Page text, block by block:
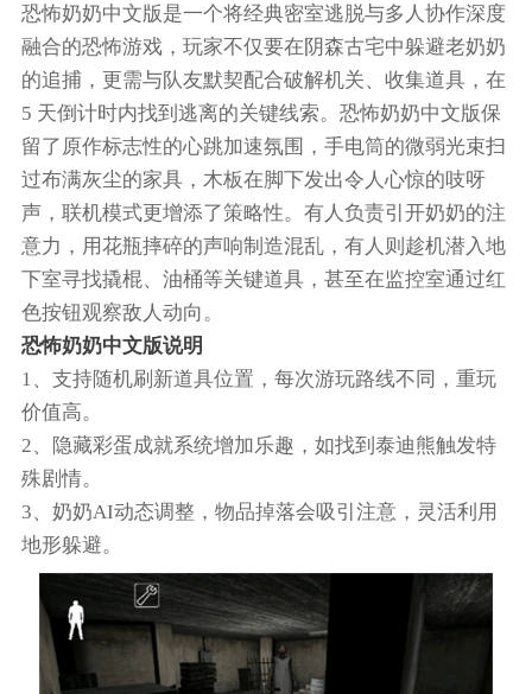
恐怖奶奶中文版是一个将经典密室逃脱与多人协作深度
融合的恐怖游戏，玩家不仅要在阴森古宅中躲避老奶奶
的追捕，更需与队友默契配合破解机关、收集道具，在
5 天倒计时内找到逃离的关键线索。恐怖奶奶中文版保
留了原作标志性的心跳加速氛围，手电筒的微弱光束扫
过布满灰尘的家具，木板在脚下发出令人心惊的吱呀
声，联机模式更增添了策略性。有人负责引开奶奶的注
意力，用花瓶摔碎的声响制造混乱，有人则趁机潜入地
下室寻找撬棍、油桶等关键道具，甚至在监控室通过红
色按钮观察敌人动向。
恐怖奶奶中文版说明
1、支持随机刷新道具位置，每次游玩路线不同，重玩
价值高。
2、隐藏彩蛋成就系统增加乐趣，如找到泰迪熊触发特
殊剧情。
3、奶奶AI动态调整，物品掉落会吸引注意，灵活利用
地形躲避。